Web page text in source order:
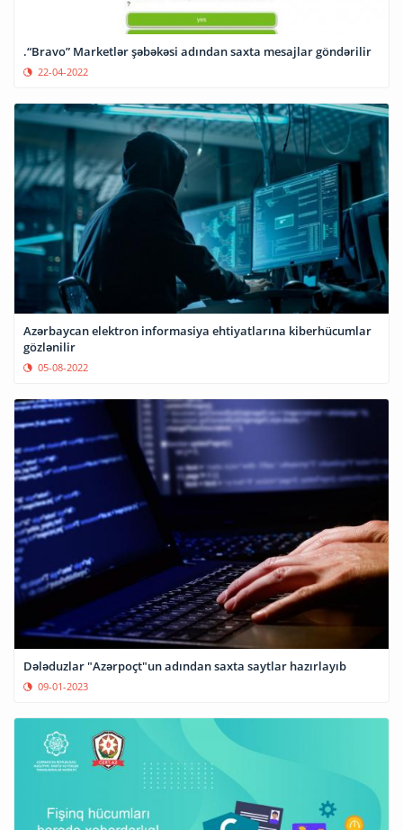
.“Bravo” Marketlər şəbəkəsi adından saxta mesajlar göndərilir
22-04-2022
Azərbaycan elektron informasiya ehtiyatlarına kiberhücumlar
gözlənilir
05-08-2022
Dələduzlar "Azərpoçt"un adından saxta saytlar hazırlayıb
09-01-2023